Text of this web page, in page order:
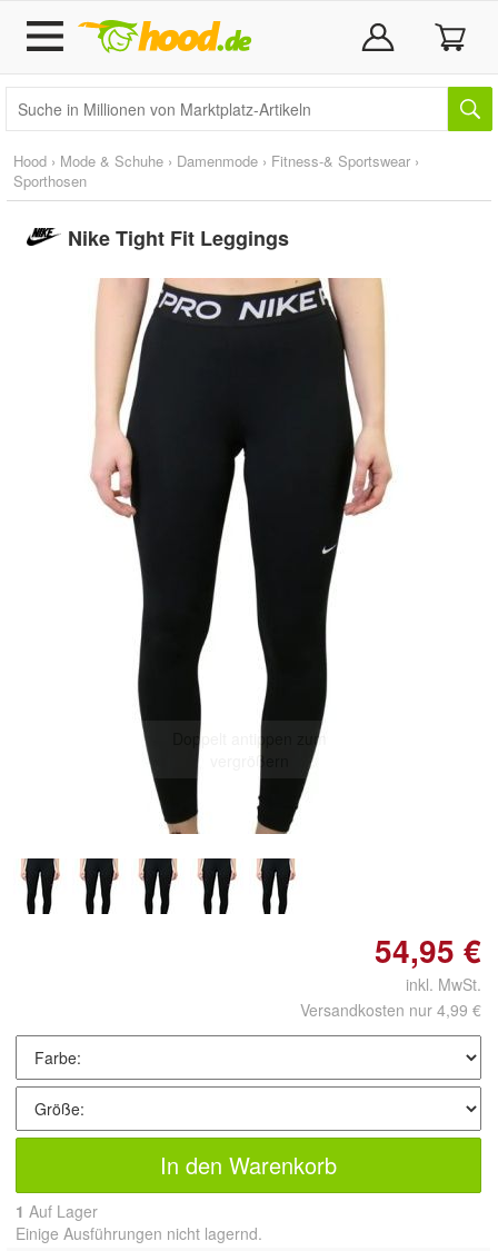
Hood › Mode & Schuhe › Damenmode › Fitness-& Sportswear ›
Sporthosen
Nike Tight Fit Leggings
Doppelt antippen zum
vergrößern
54,95 €
inkl. MwSt.
Versandkosten nur 4,99 €
In den Warenkorb
1 Auf Lager
Einige Ausführungen nicht lagernd.